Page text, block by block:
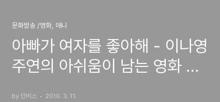
문화방송 /영화, 애니
아빠가 여자를 좋아해 - 이나영
주연의 아쉬움이 남는 영화 리
by 단비스 2010. 3. 11.